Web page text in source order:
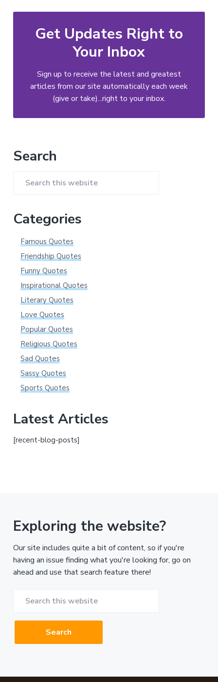
Get Updates Right to
Your Inbox
Sign up to receive the latest and greatest
articles from our site automatically each week
(give or take)...right to your inbox.
Primary
Sidebar
Search
Search
website
Categories
Famous Quotes
Friendship Quotes
Funny Quotes
Inspirational Quotes
Literary Quotes
Love Quotes
Popular Quotes
Religious Quotes
Sad Quotes
Sassy Quotes
Sports Quotes
Latest Articles
[recent-blog-posts]
Exploring the website?
Our site includes quite a bit of content, so if you're
having an issue finding what you're looking for, go on
ahead and use that search feature there!
website